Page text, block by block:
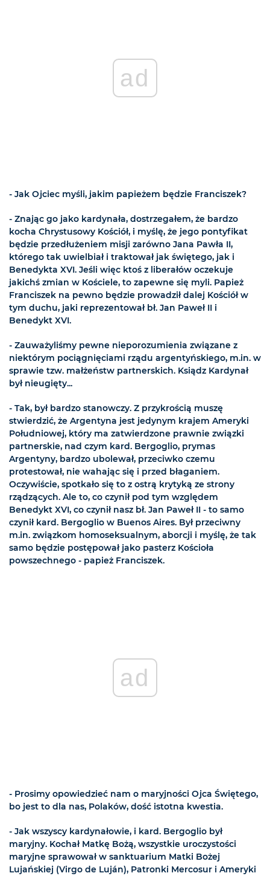
ad
- Jak Ojciec myśli, jakim papieżem będzie Franciszek?
- Znając go jako kardynała, dostrzegałem, że bardzo
kocha Chrystusowy Kościół, i myślę, że jego pontyfikat
będzie przedłużeniem misji zarówno Jana Pawła II,
którego tak uwielbiał i traktował jak świętego, jak i
Benedykta XVI. Jeśli więc ktoś z liberałów oczekuje
jakichś zmian w Kościele, to zapewne się myli. Papież
Franciszek na pewno będzie prowadził dalej Kościół w
tym duchu, jaki reprezentował bł. Jan Paweł II i
Benedykt XVI.
- Zauważyliśmy pewne nieporozumienia związane z
niektórym pociągnięciami rządu argentyńskiego, m.in. w
sprawie tzw. małżeństw partnerskich. Ksiądz Kardynał
był nieugięty...
- Tak, był bardzo stanowczy. Z przykrością muszę
stwierdzić, że Argentyna jest jedynym krajem Ameryki
Południowej, który ma zatwierdzone prawnie związki
partnerskie, nad czym kard. Bergoglio, prymas
Argentyny, bardzo ubolewał, przeciwko czemu
protestował, nie wahając się i przed błaganiem.
Oczywiście, spotkało się to z ostrą krytyką ze strony
rządzących. Ale to, co czynił pod tym względem
Benedykt XVI, co czynił nasz bł. Jan Paweł II - to samo
czynił kard. Bergoglio w Buenos Aires. Był przeciwny
m.in. związkom homoseksualnym, aborcji i myślę, że tak
samo będzie postępował jako pasterz Kościoła
powszechnego - papież Franciszek.
ad
- Prosimy opowiedzieć nam o maryjności Ojca Świętego,
bo jest to dla nas, Polaków, dość istotna kwestia.
- Jak wszyscy kardynałowie, i kard. Bergoglio był
maryjny. Kochał Matkę Bożą, wszystkie uroczystości
maryjne sprawował w sanktuarium Matki Bożej
Lujańskiej (Virgo de Luján), Patronki Mercosur i Ameryki